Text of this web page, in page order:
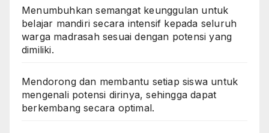
Menumbuhkan semangat keunggulan untuk
belajar mandiri secara intensif kepada seluruh
warga madrasah sesuai dengan potensi yang
dimiliki.
Mendorong dan membantu setiap siswa untuk
mengenali potensi dirinya, sehingga dapat
berkembang secara optimal.